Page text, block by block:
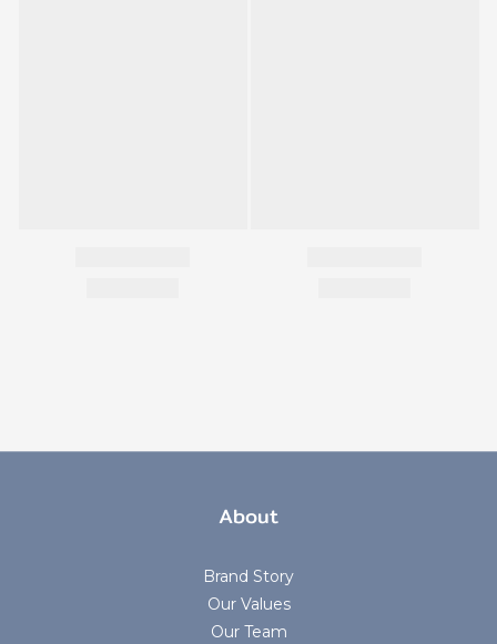
About
Brand Story
Our Values
Our Team